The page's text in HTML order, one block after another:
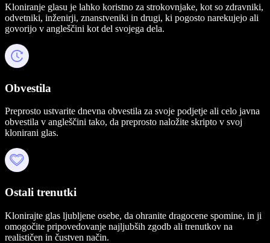
Kloniranje glasu je lahko koristno za strokovnjake, kot so zdravniki,
odvetniki, inženirji, znanstveniki in drugi, ki pogosto narekujejo ali
govorijo v angleščini kot del svojega dela.
Obvestila
Preprosto ustvarite dnevna obvestila za svoje podjetje ali celo javna
obvestila v angleščini tako, da preprosto naložite skripto v svoj
klonirani glas.
Ostali trenutki
Klonirajte glas ljubljene osebe, da ohranite dragocene spomine, in ji
omogočite pripovedovanje najljubših zgodb ali trenutkov na
realističen in čustven način.